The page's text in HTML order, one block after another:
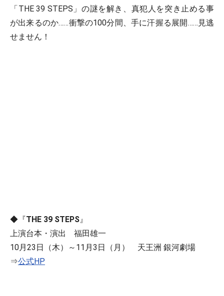
「THE 39 STEPS」の謎を解き、真犯人を突き止める事
が出来るのか……衝撃の100分間、手に汗握る展開……見逃
せません！
◆『THE 39 STEPS』
上演台本・演出 福田雄一
10月23日（木）～11月3日（月） 天王洲 銀河劇場
⇒公式HP